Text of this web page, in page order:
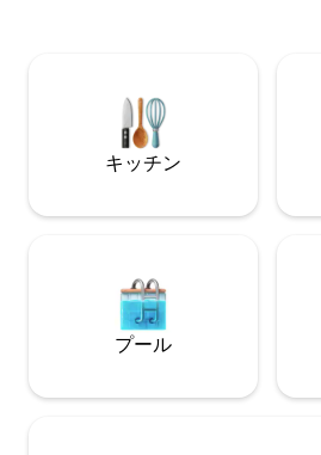
キッチン
プール